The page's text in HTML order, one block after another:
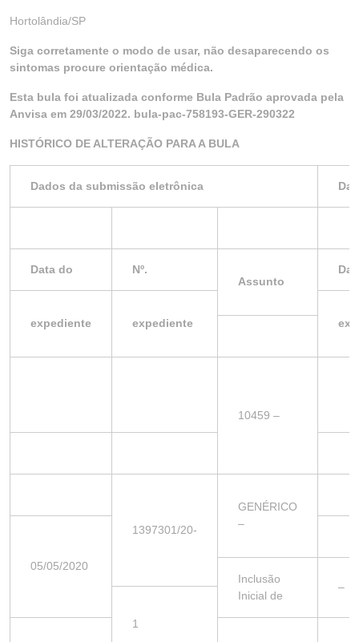
Hortolândia/SP
Siga corretamente o modo de usar, não desaparecendo os
sintomas procure orientação médica.
Esta bula foi atualizada conforme Bula Padrão aprovada pela
Anvisa em 29/03/2022. bula-pac-758193-GER-290322
HISTÓRICO DE ALTERAÇÃO PARA A BULA
Dados da submissão eletrônica
Data do
Nº.
Assunto
expediente expediente
10459 –
1397301/20-
GENÉRICO
–
05/05/2020
Inclusão
Inicial de
–
1